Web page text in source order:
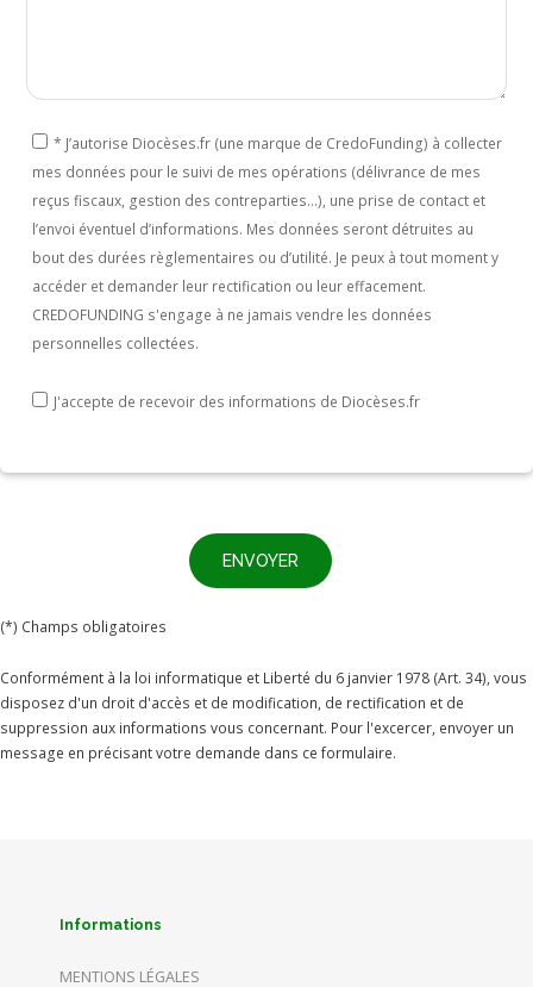
If
you
are
a
human,
ignore
this
* J’autorise Diocèses.fr (une marque de CredoFunding) à collecter
mes données pour le suivi de mes opérations (délivrance de mes
reçus fiscaux, gestion des contreparties...), une prise de contact et
l’envoi éventuel d’informations. Mes données seront détruites au
bout des durées règlementaires ou d’utilité. Je peux à tout moment y
accéder et demander leur rectification ou leur effacement.
CREDOFUNDING s'engage à ne jamais vendre les données
personnelles collectées.
J'accepte de recevoir des informations de Diocèses.fr
(*) Champs obligatoires
Conformément à la loi informatique et Liberté du 6 janvier 1978 (Art. 34), vous
disposez d'un droit d'accès et de modification, de rectification et de
suppression aux informations vous concernant. Pour l'excercer, envoyer un
message en précisant votre demande dans ce formulaire.
Informations
MENTIONS LÉGALES